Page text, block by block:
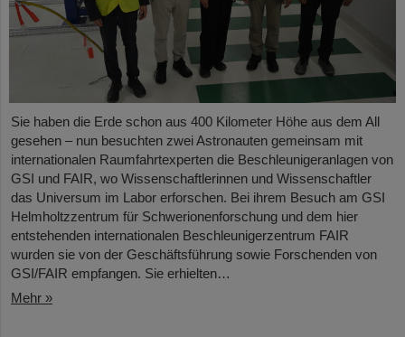
Sie haben die Erde schon aus 400 Kilometer Höhe aus dem All
gesehen – nun besuchten zwei Astronauten gemeinsam mit
internationalen Raumfahrtexperten die Beschleunigeranlagen von
GSI und FAIR, wo Wissenschaftlerinnen und Wissenschaftler
das Universum im Labor erforschen. Bei ihrem Besuch am GSI
Helmholtzzentrum für Schwerionenforschung und dem hier
entstehenden internationalen Beschleunigerzentrum FAIR
wurden sie von der Geschäftsführung sowie Forschenden von
GSI/FAIR empfangen. Sie erhielten…
Mehr »